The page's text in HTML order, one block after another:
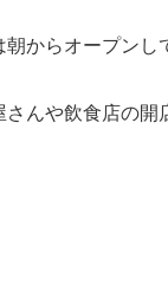
からオープンし
さんや飲食店の開